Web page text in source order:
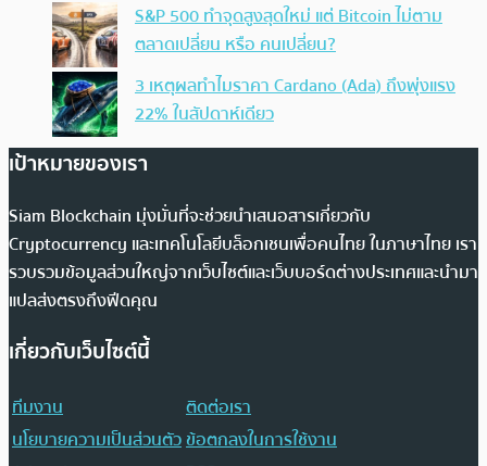
S&P 500 ทำจุดสูงสุดใหม่ แต่ Bitcoin ไม่ตาม
ตลาดเปลี่ยน หรือ คนเปลี่ยน?
3 เหตุผลทำไมราคา Cardano (Ada) ถึงพุ่งแรง
22% ในสัปดาห์เดียว
เป้าหมายของเรา
Siam Blockchain มุ่งมั่นที่จะช่วยนำเสนอสารเกี่ยวกับ
Cryptocurrency และเทคโนโลยีบล็อกเชนเพื่อคนไทย ในภาษาไทย เรา
รวบรวมข้อมูลส่วนใหญ่จากเว็บไซต์และเว็บบอร์ดต่างประเทศและนำมา
แปลส่งตรงถึงฟีดคุณ
เกี่ยวกับเว็บไซต์นี้
ทีมงาน
ติดต่อเรา
นโยบายความเป็นส่วนตัวข้อตกลงในการใช้งาน